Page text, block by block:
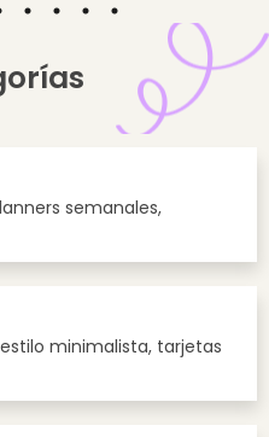
semanales,
minimalista, tarjetas